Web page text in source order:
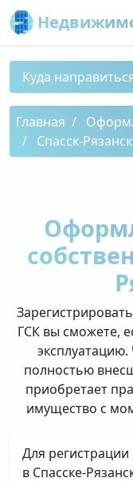
Куда
Главная
Спасск-
ГСК вы сможете,
полностью
приобретает
имущество с
Для
в Спасске-